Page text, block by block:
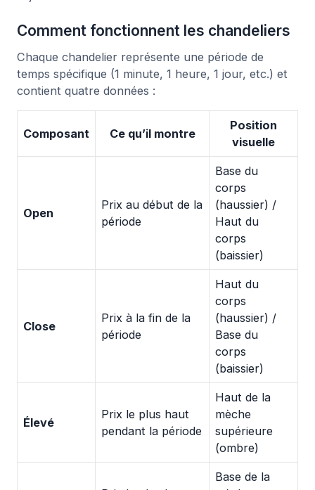
Comment fonctionnent les chandeliers
Chaque chandelier représente une période de
temps spécifique (1 minute, 1 heure, 1 jour, etc.) et
contient quatre données :
Composant Ce qu’il montre
Position
visuelle
Open
Prix au début de la
période
Base du
corps
(haussier) /
Haut du
corps
(baissier)
Close
Prix à la fin de la
période
Haut du
corps
(haussier) /
Base du
corps
(baissier)
Élevé
Prix le plus haut
pendant la période
Haut de la
mèche
supérieure
(ombre)
Base de la